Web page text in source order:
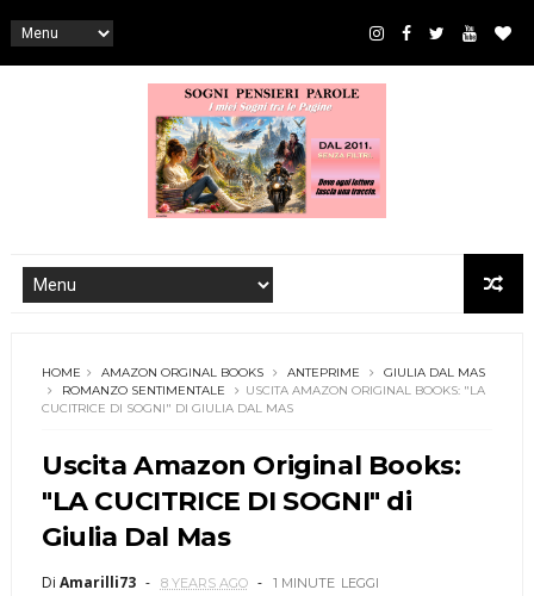
HOME AMAZON ORGINAL BOOKS ANTEPRIME
GIULIA DAL MAS
ROMANZO SENTIMENTALE
USCITA AMAZON ORIGINAL BOOKS: "LA
CUCITRICE DI SOGNI" DI GIULIA DAL MAS
Uscita Amazon Original Books:
"LA CUCITRICE DI SOGNI" di
Giulia Dal Mas
Di Amarilli73 8 YEARS AGO 1 MINUTE LEGGI